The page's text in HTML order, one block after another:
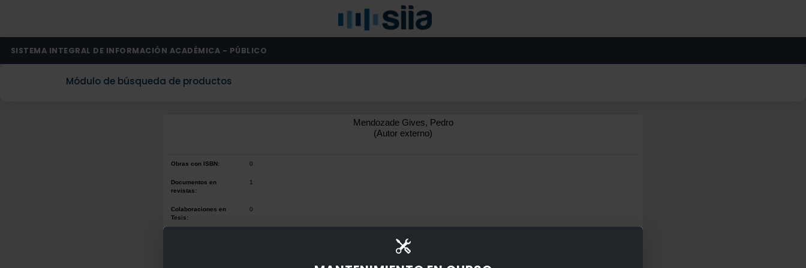
SISTEMA INTEGRAL DE INFORMACIÓN ACADÉMICA - PÚBLICO
Módulo de búsqueda de productos
Mendozade Gives, Pedro
(Autor externo)
Obras con ISBN: 0
Documentos en
revistas:
1
Colaboraciones en
Tesis:
0